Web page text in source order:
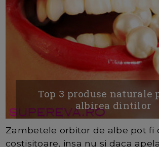
Top 3 produse naturale
albirea dintilor
Zambetele orbitor de albe pot fi
costisitoare, insa nu si daca